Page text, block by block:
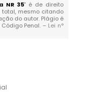
NR 35" é de direito
total, mesmo citando
do autor. Plágio é
Penal. – Lei n°